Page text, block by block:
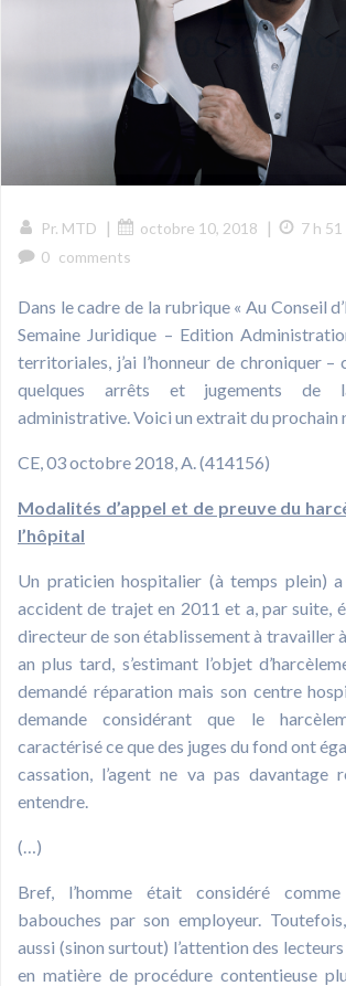
Pr. MTD | octobre 10, 2018 | 7 h 51
0 comments
Dans le cadre de la rubrique « Au Conseil
Semaine Juridique – Edition
territoriales, j’ai l’honneur de chroniquer –
quelques arrêts et jugements de
administrative. Voici un extrait du prochain
CE, 03 octobre 2018, A. (414156)
Modalités d’appel et de preuve du
l’hôpital
Un praticien hospitalier (à temps plein) a
accident de trajet en 2011 et a, par suite,
directeur de son établissement à travailler
an plus tard, s’estimant l’objet
demandé réparation mais son centre
demande considérant que le
caractérisé ce que des juges du fond ont
cassation, l’agent ne va pas davantage
entendre.
(…)
Bref, l’homme était considéré
babouches par son employeur.
aussi (sinon surtout) l’attention des
en matière de procédure contentieuse